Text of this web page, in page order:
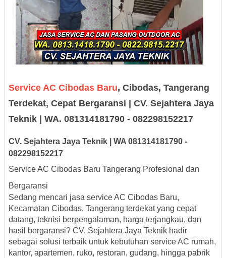
Service AC Cibodas Baru, Cibodas, Tangerang
Terdekat, Cepat Bergaransi | CV. Sejahtera Jaya
Teknik | WA. 081314181790 - 082298152217
CV. Sejahtera Jaya Teknik | WA 081314181790 -
082298152217
Service AC Cibodas Baru Tangerang Profesional dan
Bergaransi
Sedang mencari jasa service AC Cibodas Baru,
Kecamatan Cibodas, Tangerang terdekat yang cepat
datang, teknisi berpengalaman, harga terjangkau, dan
hasil bergaransi? CV. Sejahtera Jaya Teknik hadir
sebagai solusi terbaik untuk kebutuhan service AC rumah,
kantor, apartemen, ruko, restoran, gudang, hingga pabrik